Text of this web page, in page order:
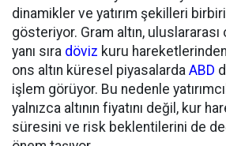
dinamikler ve yatırım şekilleri
gösteriyor. Gram altın, uluslararası
yanı sıra döviz kuru
ons altın küresel piyasalarda ABD
işlem görüyor. Bu nedenle
yalnızca altının fiyatını değil, kur
süresini ve risk beklentilerini de